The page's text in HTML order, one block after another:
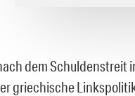
dem Schuldenstreit
griechische